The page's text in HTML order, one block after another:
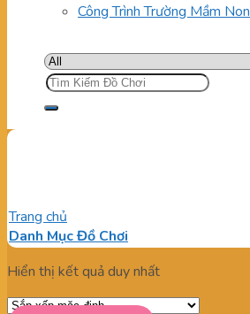
Công Trình Trường Mầm Non
Tìm
kiếm:
Trang chủ
Danh Mục Đồ Chơi
Hiển thị kết quả duy nhất